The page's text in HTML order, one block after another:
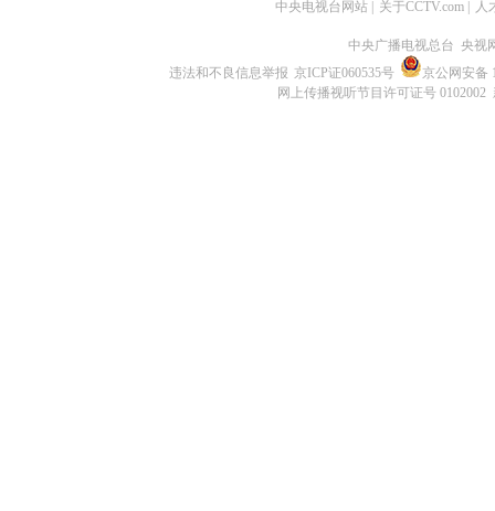
中央电视台网站 关于CCTV.com 人
中央广播电视总台 央视
违法和不良信息举报 京ICP证060535号
京公网安备
网上传播视听节目许可证号 0102002